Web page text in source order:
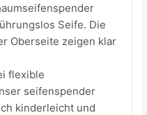
Seife. Die
Oberseite zeigen klar
flexible
seifenspender
kinderleicht und